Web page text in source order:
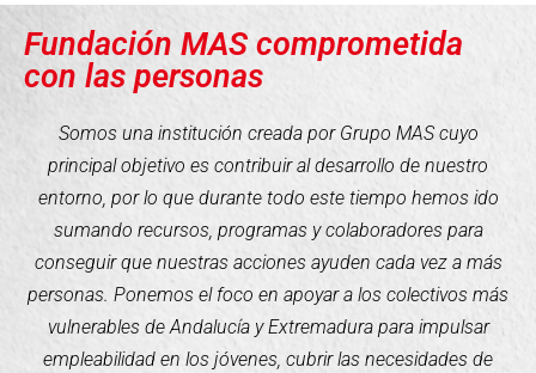
Fundación MAS comprometida
con las personas
Somos una institución creada por Grupo MAS cuyo
principal objetivo es contribuir al desarrollo de nuestro
entorno, por lo que durante todo este tiempo hemos ido
sumando recursos, programas y colaboradores para
conseguir que nuestras acciones ayuden cada vez a más
personas. Ponemos el foco en apoyar a los colectivos más
vulnerables de Andalucía y Extremadura para impulsar
empleabilidad en los jóvenes, cubrir las necesidades de